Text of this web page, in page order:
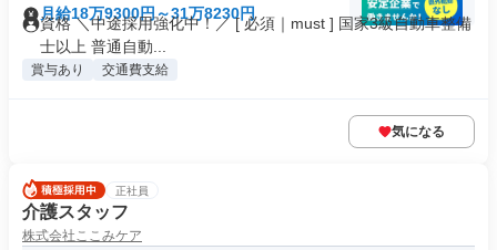
月給18万9300円～31万8230円
資格 ＼中途採用強化中！／ [ 必須｜must ] 国家3級自動車整備
士以上 普通自動...
賞与あり 交通費支給
気になる
正社員
介護スタッフ
株式会社ここみケア